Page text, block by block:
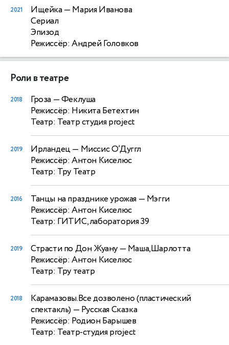
2021 Ищейка— Мария Иванова
Сериал
Эпизод
Режиссёр: Андрей Головков
Роли в театре
2018 Гроза — Феклуша
Режиссёр: Никита Бетехтин
Театр: Театр студия project
2019 Ирландец— Миссис О’Дуггл
Режиссёр: Антон Киселюс
Театр: Тру Театр
2016 Танцы на празднике урожая — Мэгги
Режиссёр: Антон Киселюс
Театр: ГИТИС,лаборатория 39
2019 Страсти по Дон Жуану — Маша,Шарлотта
Режиссёр: Антон Киселюс
Театр: Тру театр
2018
Карамазовы.Все дозволено (пластический
спектакль) — Русская Сказка
Режиссёр: Родион Барышев
Театр: Театр-студия project